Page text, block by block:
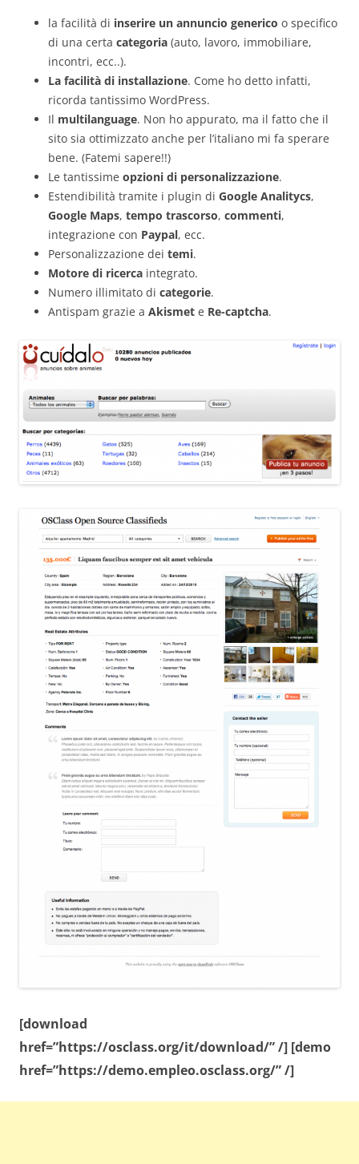
la facilità di inserire un annuncio generico o specifico
di una certa categoria (auto, lavoro, immobiliare,
incontri, ecc..).
La facilità di installazione. Come ho detto infatti,
ricorda tantissimo WordPress.
Il multilanguage. Non ho appurato, ma il fatto che il
sito sia ottimizzato anche per l’italiano mi fa sperare
bene. (Fatemi sapere!!)
Le tantissime opzioni di personalizzazione.
Estendibilità tramite i plugin di Google Analitycs,
Google Maps, tempo trascorso, commenti,
integrazione con Paypal, ecc.
Personalizzazione dei temi.
Motore di ricerca integrato.
Numero illimitato di categorie.
Antispam grazie a Akismet e Re-captcha.
[download
href=”https://osclass.org/it/download/” /] [demo
href=”https://demo.empleo.osclass.org/” /]